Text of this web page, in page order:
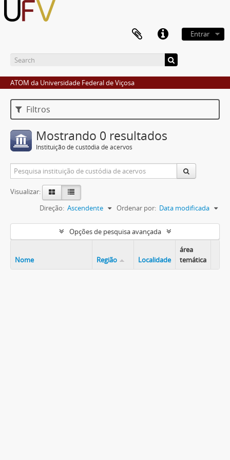
Entrar
ATOM da Universidade Federal de Viçosa
Filtros
Mostrando 0 resultados
Instituição de custódia de acervos
Visualizar:
Ordenar por: Data modificada
Direção: Ascendente
Opções de pesquisa avançada
Nome Região Localidade
área
temática